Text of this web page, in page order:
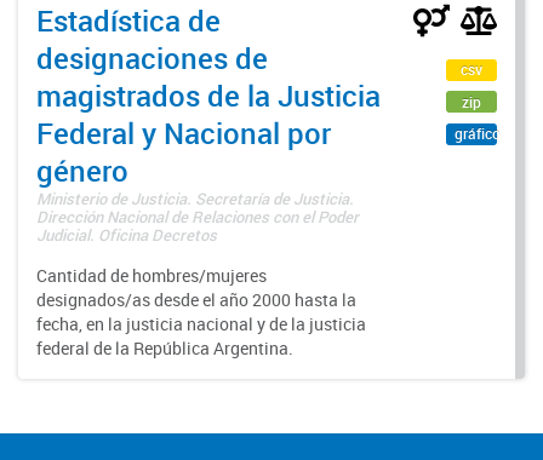
Estadística de
designaciones de
magistrados de la Justicia
Federal y Nacional por
género
Ministerio de Justicia. Secretaría de Justicia.
Dirección Nacional de Relaciones con el Poder
Judicial. Oficina Decretos
Cantidad de hombres/mujeres
designados/as desde el año 2000 hasta la
fecha, en la justicia nacional y de la justicia
federal de la República Argentina.
csv
zip
gráfico